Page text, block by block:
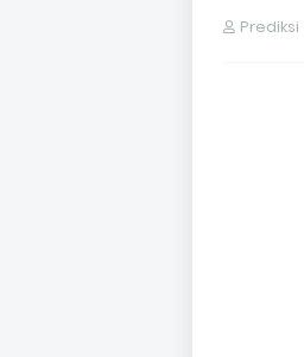
Prediksi